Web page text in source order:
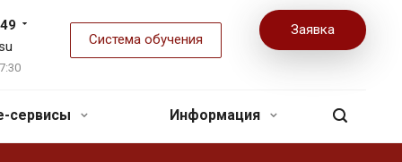
Система обучения
Заявка
сервисы Информация